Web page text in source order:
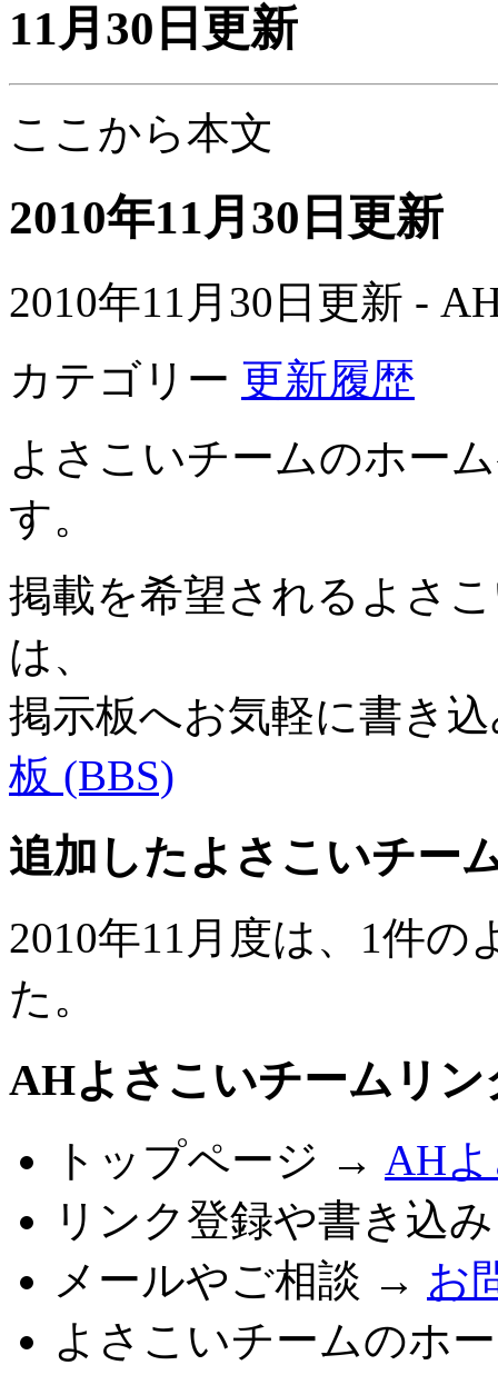
11月30日更新
ここから本文
2010年11月30日更新
2010年11月30日更新 -
カテゴリー 更新履歴
よさこいチームのホー
す。
掲載を希望されるよさ
は、
掲示板へお気軽に書き
板 (BBS)
追加したよさこいチー
2010年11月度は、1件
た。
AHよさこいチームリン
トップページ → AH
リンク登録や書き込
メールやご相談 → お
よさこいチームのホ